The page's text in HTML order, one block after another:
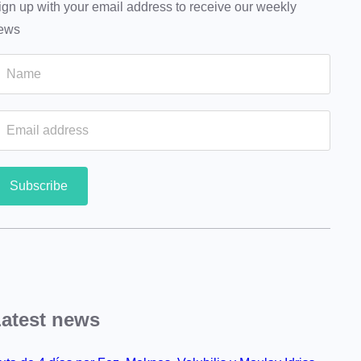
up with your email address to receive our weekly
news